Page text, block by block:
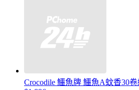
Crocodile 鱷魚牌 鱷魚A蚊香30